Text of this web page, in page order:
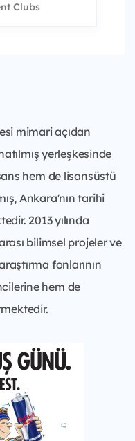
Clubs
mimari açıdan
yerleşkesinde
hem de lisansüstü
Ankara'nın tarihi
2013 yılında
bilimsel projeler ve
fonlarının
hem de